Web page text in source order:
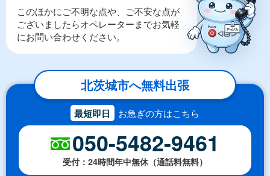
このほかにご不明な点や、ご不安な点が
ございましたらオペレーターまでお気軽
にお問い合わせください。
北茨城市へ無料出張
最短即日 お急ぎの方はこちら
050-5482-9461
受付：24時間年中無休（通話料無料）